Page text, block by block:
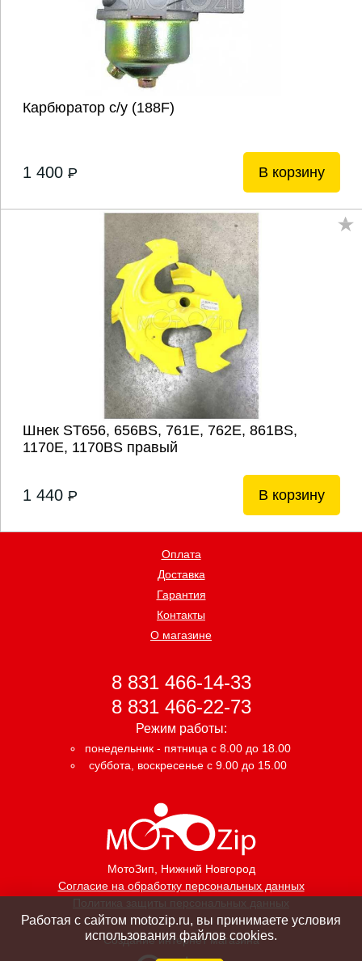
Карбюратор с/у (188F)
1 400 P В корзину
Шнек ST656, 656BS, 761E, 762E, 861BS,
1170E, 1170BS правый
1 440 P В корзину
МотоЗип, Нижний Новгород
Согласие на обработку персональных данных
Политика защиты персональных данных
Оплата
Доставка
Гарантия
Контакты
О магазине
8 831 466-14-33
8 831 466-22-73
Режим работы:
понедельник - пятница с 8.00 до 18.00
суббота, воскресенье с 9.00 до 15.00
Создание интернет магазина
Работая с сайтом motozip.ru, вы принимаете условия
использования файлов cookies.